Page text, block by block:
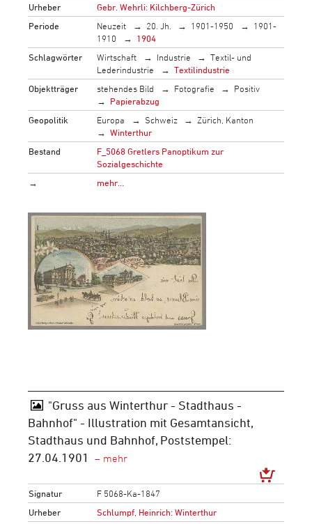
Urheber
Gebr. Wehrli: Kilchberg-Zürich
Periode
Neuzeit 20. Jh. 1901-1950
1901-
1910
1904
Schlagwörter
Wirtschaft Industrie
Textil- und
Lederindustrie
Textilindustrie
Objektträger
stehendes Bild Fotografie
Positiv
Papierabzug
Geopolitik
Europa Schweiz
Zürich, Kanton
Winterthur
Bestand
F_5068 Gretlers Panoptikum zur
Sozialgeschichte
→
mehr…
"Gruss aus Winterthur - Stadthaus -
Bahnhof" - Illustration mit Gesamtansicht,
Stadthaus und Bahnhof, Poststempel:
27.04.1901
Signatur
F 5068-Ka-1847
Urheber
Schlumpf, Heinrich: Winterthur